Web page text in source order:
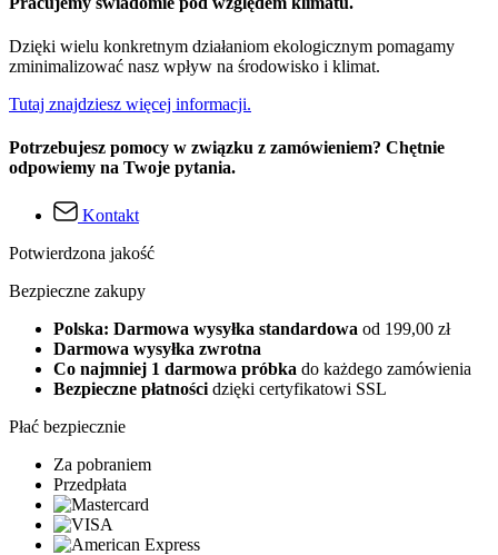
Dzięki wielu konkretnym działaniom ekologicznym pomagamy
zminimalizować nasz wpływ na środowisko i klimat.
Tutaj znajdziesz więcej informacji.
Potrzebujesz pomocy w związku z zamówieniem? Chętnie
odpowiemy na Twoje pytania.
Kontakt
Potwierdzona jakość
Bezpieczne zakupy
Polska: Darmowa wysyłka standardowa od 199,00 zł
Darmowa wysyłka zwrotna
Co najmniej 1 darmowa próbka do każdego zamówienia
Bezpieczne płatnościdzięki certyfikatowi SSL
Płać bezpiecznie
Za pobraniem
Przedpłata